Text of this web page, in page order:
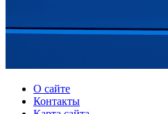
О сайте
Контакты